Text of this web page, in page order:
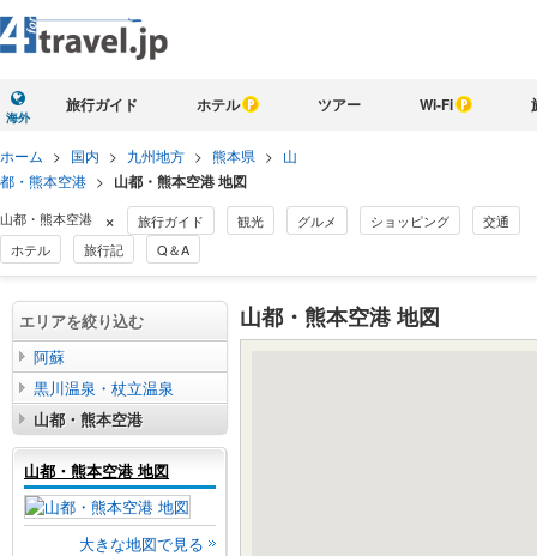
海外
旅行ガイド ホテル ツアー Wi-Fi
ホーム > 国内 > 九州地方 > 熊本県 > 山
都・熊本空港 > 山都・熊本空港 地図
山都・熊本空港 × 旅行ガイド 観光 グルメ ショッピング
交通
ホテル
旅行記 Q＆A
山都・熊本空港 地図
エリアを絞り込む
阿蘇
黒川温泉・杖立温泉
山都・熊本空港
山都・熊本空港 地図
大きな地図で見る